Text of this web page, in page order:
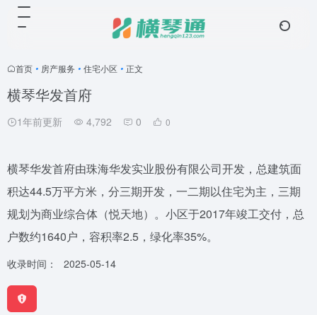
首页 • 房产服务 • 住宅小区 • 正文
横琴华发首府
1年前更新 4,792 0 0
横琴华发首府由珠海华发实业股份有限公司开发，总建筑面
积达44.5万平方米，分三期开发，一二期以住宅为主，三期
规划为商业综合体（悦天地）。小区于2017年竣工交付，总
户数约1640户，容积率2.5，绿化率35%。
收录时间： 2025-05-14